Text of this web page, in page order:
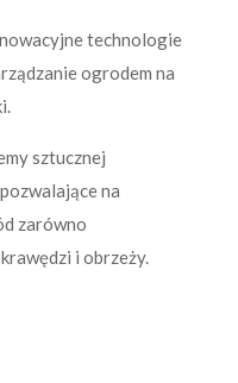
technologie
ogrodem na
sztucznej
na
zarówno
i obrzeży.